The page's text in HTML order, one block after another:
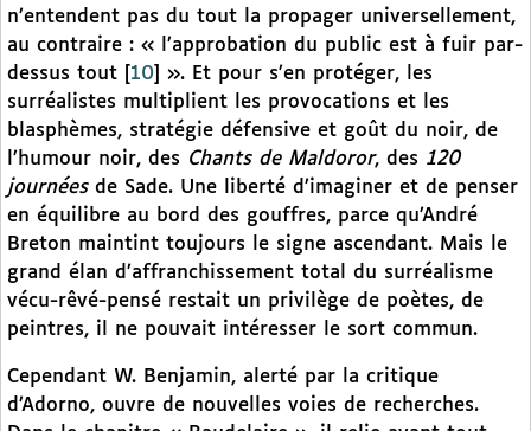
n’entendent pas du tout la propager universellement,
au contraire : « l’approbation du public est à fuir par-
dessus tout
10
». Et pour s’en protéger, les
surréalistes multiplient les provocations et les
blasphèmes, stratégie défensive et goût du noir, de
l’humour noir, des Chants de Maldoror, des 120
journéesde Sade. Une liberté d’imaginer et de penser
en équilibre au bord des gouffres, parce qu’André
Breton maintint toujours le signe ascendant. Mais le
grand élan d’affranchissement total du surréalisme
vécu-rêvé-pensé restait un privilège de poètes, de
peintres, il ne pouvait intéresser le sort commun.
Cependant W. Benjamin, alerté par la critique
d’Adorno, ouvre de nouvelles voies de recherches.